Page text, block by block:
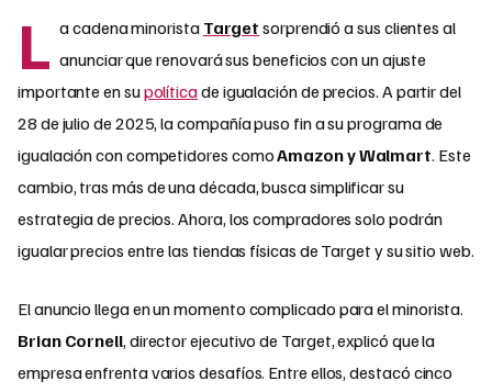
L a cadena minorista Target sorprendió a sus clientes al
anunciar que renovará sus beneficios con un ajuste
importante en supolíticade igualación de precios. A partir del
28 de julio de 2025, la compañía puso fin a su programa de
igualación con competidores comoAmazon y Walmart. Este
cambio, tras más de una década, busca simplificar su
estrategia de precios. Ahora, los compradores solo podrán
igualar precios entre las tiendas físicas de Target y su sitio web.
El anuncio llega en un momento complicado para el minorista.
Brian Cornell, director ejecutivo de Target, explicó que la
empresa enfrenta varios desafíos. Entre ellos, destacó cinco